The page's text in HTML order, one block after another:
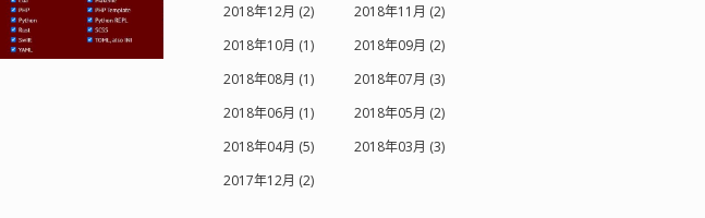
2018年12月 (2)
2018年11月 (2)
2018年10月 (1)
2018年09月 (2)
2018年08月 (1)
2018年07月 (3)
2018年06月 (1)
2018年05月 (2)
2018年04月 (5)
2018年03月 (3)
2017年12月 (2)